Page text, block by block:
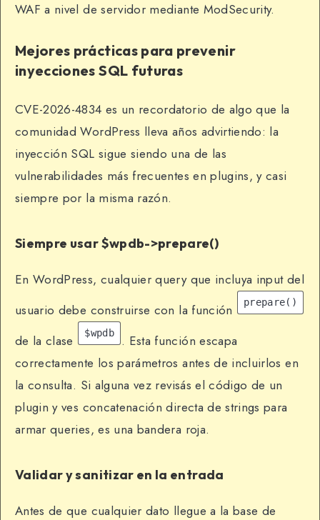
WAF a nivel de servidor mediante ModSecurity.
Mejores prácticas para prevenir
inyecciones SQL futuras
CVE-2026-4834 es un recordatorio de algo que la
comunidad WordPress lleva años advirtiendo: la
inyección SQL sigue siendo una de las
vulnerabilidades más frecuentes en plugins, y casi
siempre por la misma razón.
Siempre usar $wpdb->prepare()
En WordPress, cualquier query que incluya input del
usuario debe construirse con la función
prepare()
de la clase $wpdb
. Esta función escapa
correctamente los parámetros antes de incluirlos en
la consulta. Si alguna vez revisás el código de un
plugin y ves concatenación directa de strings para
armar queries, es una bandera roja.
Validar y sanitizar en la entrada
Antes de que cualquier dato llegue a la base de